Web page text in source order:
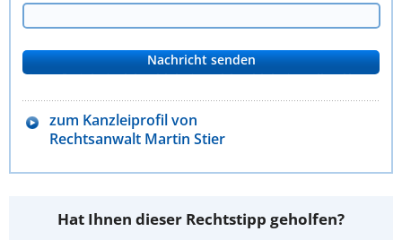
zum Kanzleiprofil von
Rechtsanwalt Martin Stier
Hat Ihnen dieser Rechtstipp geholfen?